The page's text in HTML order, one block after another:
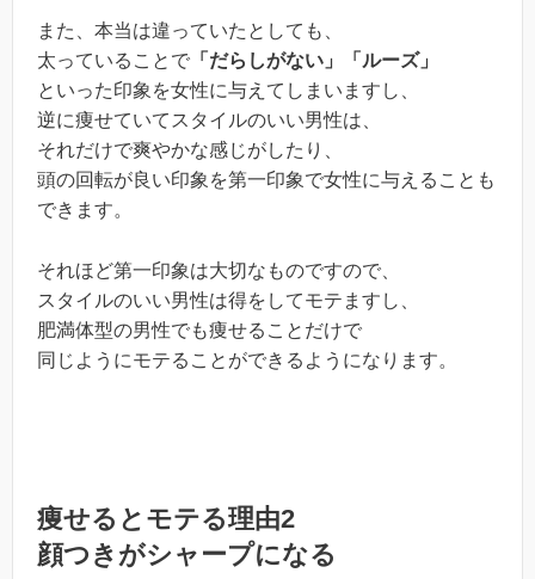
また、本当は違っていたとしても、
太っていることで 「だらしがない」「ルーズ」
といった印象を女性に与えてしまいますし、
逆に痩せていてスタイルのいい男性は、
それだけで爽やかな感じがしたり、
頭の回転が良い印象を第一印象で女性に与えることも
できます。
それほど第一印象は大切なものですので、
スタイルのいい男性は得をしてモテますし、
肥満体型の男性でも痩せることだけで
同じようにモテることができるようになります。
痩せるとモテる理由2
顔つきがシャープになる